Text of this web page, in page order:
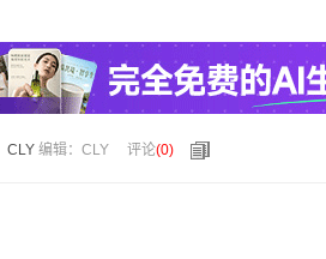
CLY 编辑：CLY 评论(0)